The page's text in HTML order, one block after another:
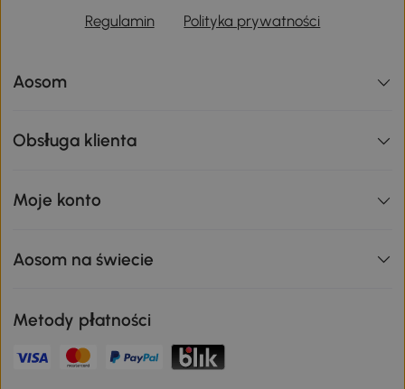
Regulamin Polityka prywatności
Aosom
Obsługa klienta
Moje konto
Aosom na świecie
Metody płatności